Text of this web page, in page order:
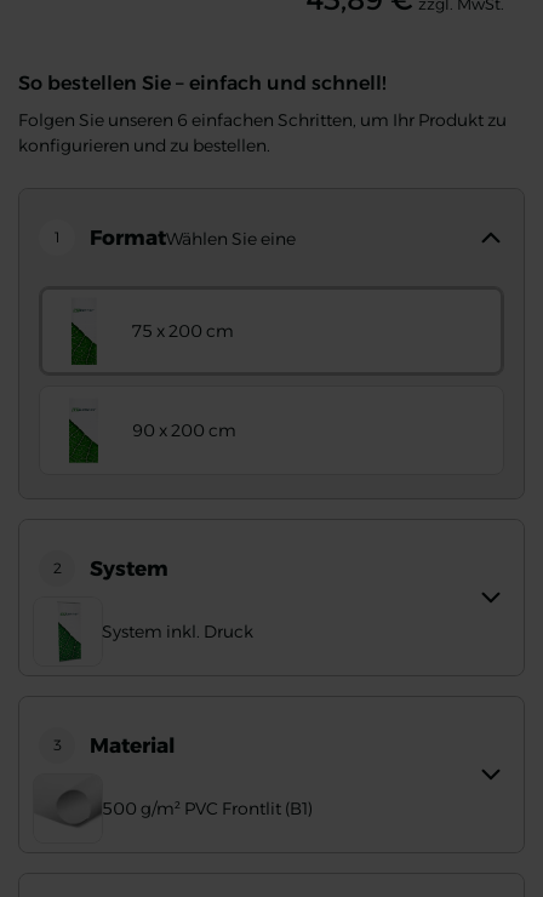
So bestellen Sie – einfach und schnell!
Folgen Sie unseren 6 einfachen Schritten, um Ihr Produkt zu
konfigurieren und zu bestellen.
1 FormatWählen Sie eine
75 x 200 cm
90 x 200 cm
2 System
System inkl. Druck
3 Material
500 g/m² PVC Frontlit (B1)